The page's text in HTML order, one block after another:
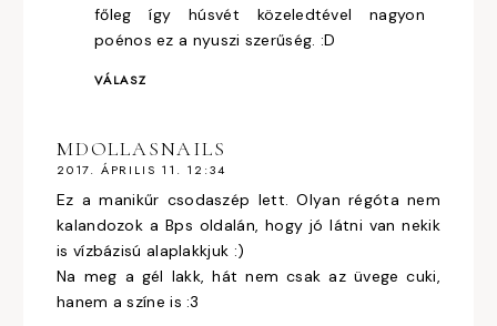
főleg így húsvét közeledtével nagyon
poénos ez a nyuszi szerűség. :D
VÁLASZ
MDOLLASNAILS
2017. ÁPRILIS 11. 12:34
Ez a manikűr csodaszép lett. Olyan régóta nem
kalandozok a Bps oldalán, hogy jó látni van nekik
is vízbázisú alaplakkjuk :)
Na meg a gél lakk, hát nem csak az üvege cuki,
hanem a színe is :3